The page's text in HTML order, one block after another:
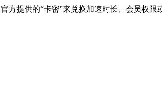
提供的“卡密”来兑换加速时长、会员权限